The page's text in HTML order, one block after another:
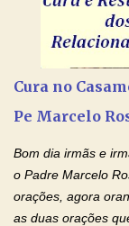
para vos
para vos guardar;
e reina pelos
Todas As Doenças
Nome † (sinal da
os padrões de
os laços...
Cura no
Pe Marcelo
Bom dia irmãs e
o Padre Marcelo
orações, agora
as duas orações